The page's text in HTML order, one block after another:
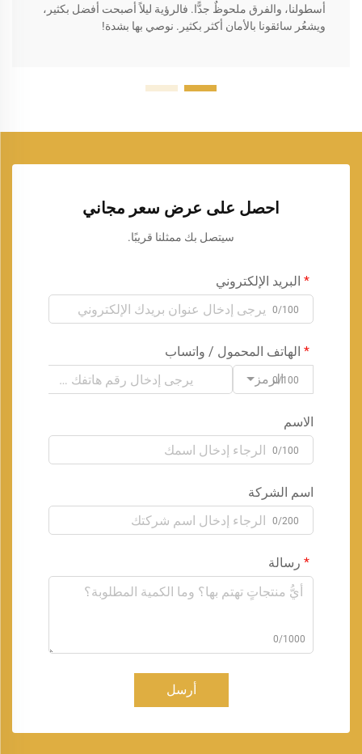
أسطولنا، والفرق ملحوظٌ جدًّا. فالرؤية ليلاً أصبحت أفضل بكثير،
ويشعُر سائقونا بالأمان أكثر بكثير. نوصي بها بشدة!
احصل على عرض سعر مجاني
سيتصل بك ممثلنا قريبًا.
البريد الإلكتروني
0/100
الهاتف المحمول / واتساب
الرمز0/100
الاسم
0/100
اسم الشركة
0/200
رسالة
0/1000
أرسل